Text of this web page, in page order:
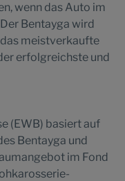
wenn das Auto im
Bentayga wird
meistverkaufte
erfolgreichste und
(EWB) basiert auf
Bentayga und
im Fond